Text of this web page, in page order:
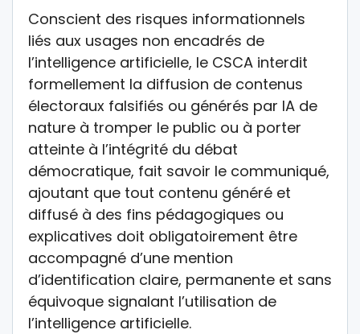
Conscient des risques informationnels
liés aux usages non encadrés de
l’intelligence artificielle, le CSCA interdit
formellement la diffusion de contenus
électoraux falsifiés ou générés par IA de
nature à tromper le public ou à porter
atteinte à l’intégrité du débat
démocratique, fait savoir le communiqué,
ajoutant que tout contenu généré et
diffusé à des fins pédagogiques ou
explicatives doit obligatoirement être
accompagné d’une mention
d’identification claire, permanente et sans
équivoque signalant l’utilisation de
l’intelligence artificielle.